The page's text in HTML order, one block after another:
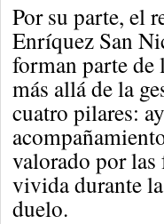
Por su parte, el
Enríquez San
forman parte de
más allá de la
cuatro pilares:
valorado por
vivida durante
duelo.